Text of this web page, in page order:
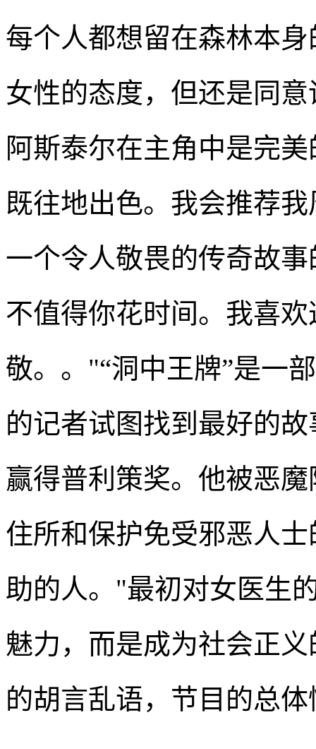
每个人都想留在森林本
女性的态度，但还是同
阿斯泰尔在主角中是完
既往地出色。我会推荐
一个令人敬畏的传奇故
不值得你花时间。我喜
敬。。"“洞中王牌”是一
的记者试图找到最好的
赢得普利策奖。他被恶
住所和保护免受邪恶人
助的人。"最初对女医生
魅力，而是成为社会正
的胡言乱语，节目的总